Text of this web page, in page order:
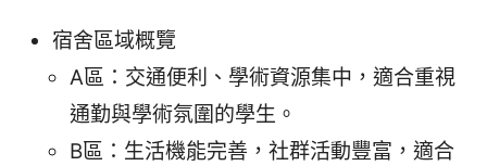
宿舍區域概覽
A區：交通便利、學術資源集中，適合重視
通勤與學術氛圍的學生。
B區：生活機能完善，社群活動豐富，適合